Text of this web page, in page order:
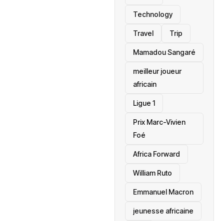
Technology
Travel Trip
Mamadou Sangaré
meilleur joueur
africain
Ligue 1
Prix Marc-Vivien
Foé
‎Africa Forward
William Ruto
Emmanuel Macron
jeunesse africaine